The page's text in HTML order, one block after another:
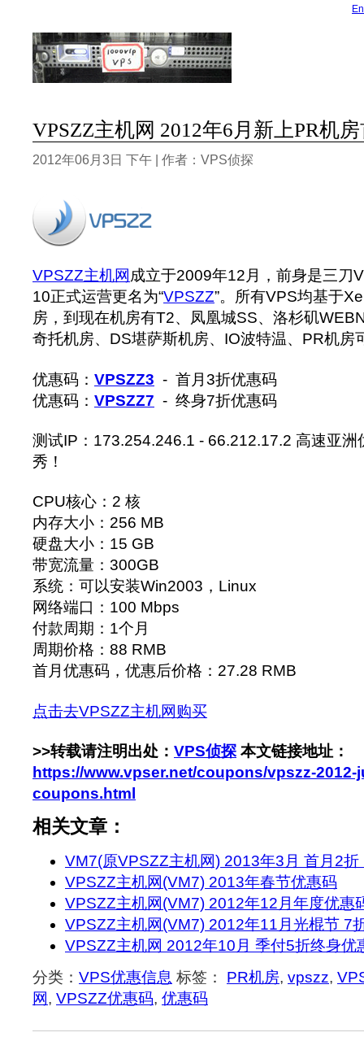
VPSZZ主机网 2012年6月新上PR机
2012年06月3日 下午 | 作者：VPS侦探
VPSZZ主机网 成立于2009年12月，前身是三刀
10正式运营更名为“VPSZZ”。所有VPS均基于
房，到现在机房有T2、凤凰城SS、洛杉矶
奇托机房、DS堪萨斯机房、IO波特温、PR机房
优惠码： VPSZZ3 - 首月3折优惠码
优惠码： VPSZZ7 - 终身7折优惠码
测试IP：173.254.246.1 - 66.212.17.2 高速亚洲
秀！
CPU核心：2 核
内存大小：256 MB
硬盘大小：15 GB
带宽流量：300GB
系统：可以安装Win2003，Linux
网络端口：100 Mbps
付款周期：1个月
周期价格：88 RMB
首月优惠码，优惠后价格：27.28 RMB
点击去VPSZZ主机网购买
>>转载请注明出处： VPS侦探 本文链接地址：
https://www.vpser.net/coupons/vpszz-2012-
coupons.html
相关文章：
VM7(原VPSZZ主机网) 2013年3月 首月2折
VPSZZ主机网(VM7) 2013年春节优惠码
VPSZZ主机网(VM7) 2012年12月年度优惠
VPSZZ主机网(VM7) 2012年11月光棍节 7
VPSZZ主机网 2012年10月 季付5折终身优
分类： VPS优惠信息 标签： PR机房, vpszz,
网, VPSZZ优惠码, 优惠码